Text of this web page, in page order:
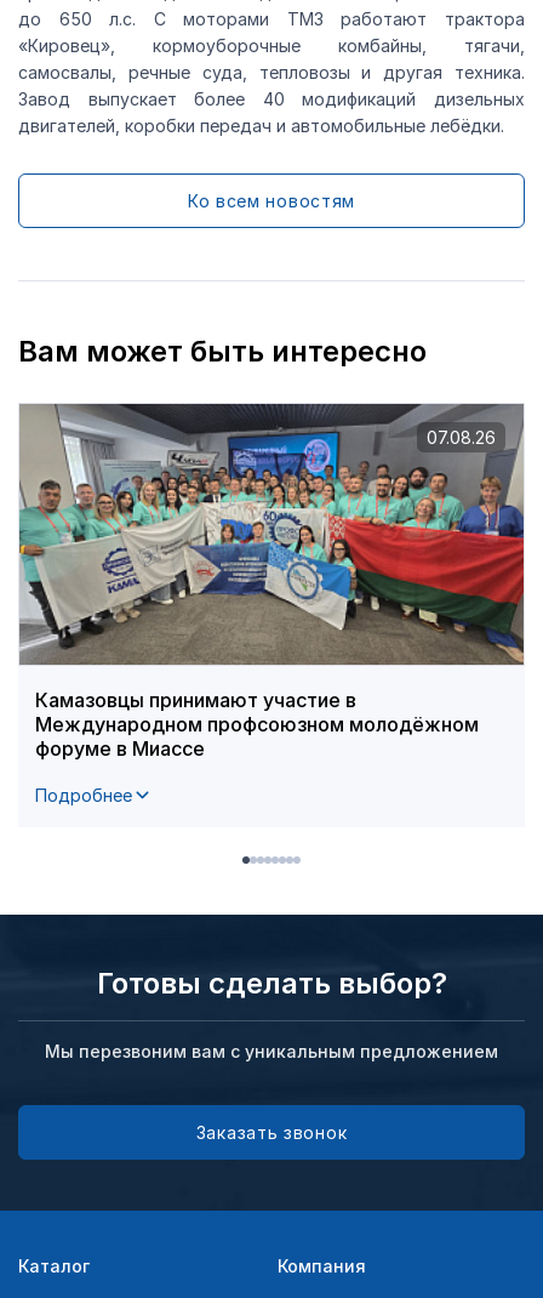
до 650 л.с. С моторами ТМЗ работают трактора
«Кировец», кормоуборочные комбайны, тягачи,
самосвалы, речные суда, тепловозы и другая техника.
Завод выпускает более 40 модификаций дизельных
двигателей, коробки передач и автомобильные лебёдки.
Ко всем новостям
Вам может быть интересно
Камазовцы принимают участие в
Международном профсоюзном молодёжном
форуме в Миассе
Подробнее
07.08.26
Готовы сделать выбор?
Мы перезвоним вам с уникальным предложением
Заказать звонок
Каталог Компания